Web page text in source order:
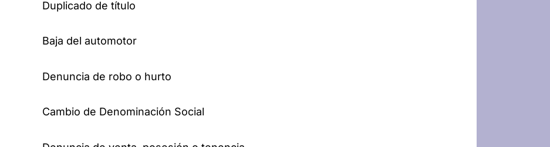
Duplicado de título
Baja del automotor
Denuncia de robo o hurto
Cambio de Denominación Social